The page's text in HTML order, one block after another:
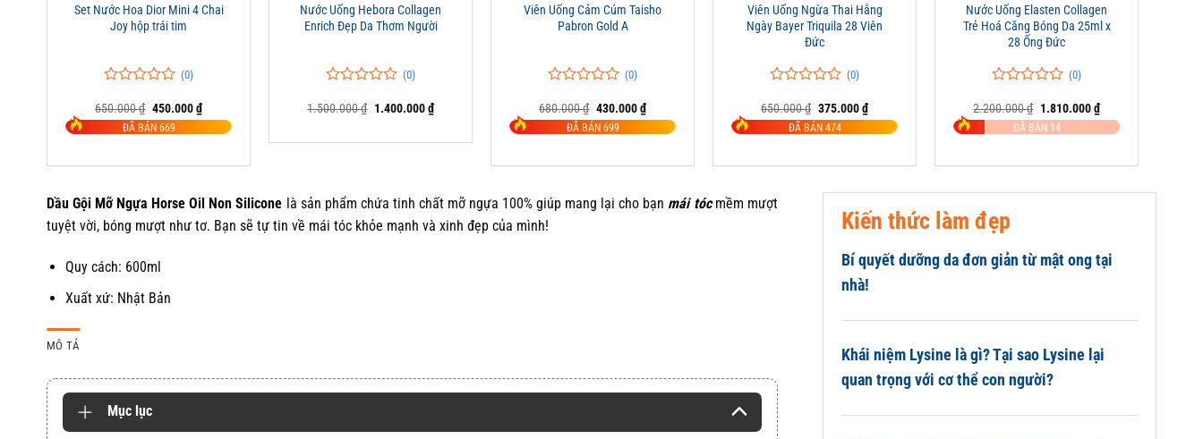
Set Nước Hoa Dior Mini 4 Chai
Joy hộp trái tim
trên
5
đánh
(0)
650.000₫ Giá
gốc
là:
450.000₫Giá
hiện
tại
ĐÃ BÁN 669
Nước Uống Hebora Collagen
Enrich Đẹp Da Thơm Người
trên
(0)
1.500.000₫ Giá
1.500.000 ₫.
1.400.000₫Giá
hiện
là:
Viên Uống Cảm Cúm Taisho
Pabron Gold A
trên
5
đánh
(0)
680.000₫ Giá
gốc
là:
430.000₫Giá
hiện
tại
ĐÃ BÁN 699
Viên Uống Ngừa Thai Hằng
Ngày Bayer Triquila 28 Viên
Đức
trên
5
đánh
(0)
650.000₫ Giá
gốc
là:
375.000₫Giá
hiện
tại
ĐÃ BÁN 474
Nước Uống Elasten Collagen
Trẻ Hoá Căng Bóng Da 25ml x
28 Ống Đức
trên
5
đánh
(0)
2.200.000₫ Giá
gốc
là:
1.810.000₫Giá
hiện
tại
ĐÃ BÁN 14
Dầu Gội Mỡ Ngựa Horse Oil Non Silicone là sản phẩm chứa tinh chất mỡ ngựa 100% giúp mang lại cho bạn mái tócmềm mượt
tuyệt vời, bóng mượt như tơ. Bạn sẽ tự tin về mái tóc khỏe mạnh và xinh đẹp của mình!
Quy cách: 600ml
Xuất xứ: Nhật Bản
MÔ TẢ
Mục lục
Kiến thức làm đẹp
Bí quyết dưỡng da đơn giản từ mật ong tại
nhà!
Khái niệm Lysine là gì? Tại sao Lysine lại
quan trọng với cơ thể con người?